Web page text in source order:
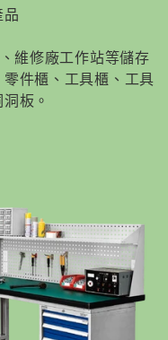
品
維修廠工作站等儲存
件櫃、工具櫃、工具
板。